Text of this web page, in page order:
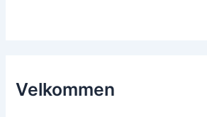
Velkommen